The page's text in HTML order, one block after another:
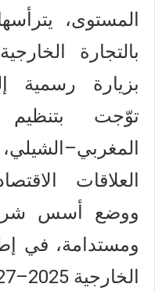
المستوى،
بالتجارة
بزيارة رسمية
توّجت بتنظيم
العلاقات
ووضع أسس
ومستدامة، في
الخارجية 2025–2027.